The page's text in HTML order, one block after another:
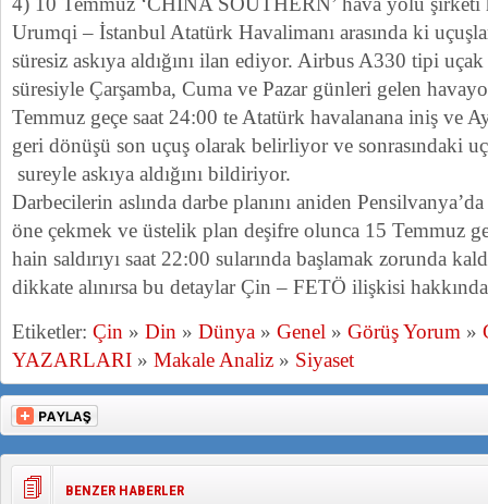
Urumqi – İstanbul Atatürk Havalimanı arasında ki
süresiz askıya aldığını ilan ediyor. Airbus A330 tipi
süresiyle Çarşamba, Cuma ve Pazar günleri gelen
Temmuz geçe saat 24:00 te Atatürk havalanana iniş ve
geri dönüşü son uçuş olarak belirliyor ve sonrasındaki
sureyle askıya aldığını bildiriyor.
Darbecilerin aslında darbe planını aniden
öne çekmek ve üstelik plan deşifre olunca 15 Temmuz
hain saldırıyı saat 22:00 sularında başlamak zorunda
dikkate alınırsa bu detaylar Çin – FETÖ ilişkisi
Etiketler: Çin » Din » Dünya » Genel » Görüş Yorum »
YAZARLARI » Makale Analiz » Siyaset
BENZER HABERLER